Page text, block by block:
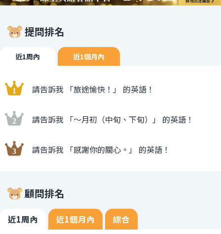
提問排名
近1周內 近1個月內
請告訴我 「旅途愉快！」 的英語！
請告訴我 「〜月初（中旬、下旬）」 的英語！
請告訴我 「感謝你的關心。」 的英語！
顧問排名
近1周內 近1個月內 綜合